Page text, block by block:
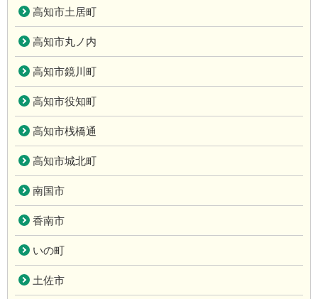
高知市土居町
高知市丸ノ内
高知市鏡川町
高知市役知町
高知市桟橋通
高知市城北町
南国市
香南市
いの町
土佐市